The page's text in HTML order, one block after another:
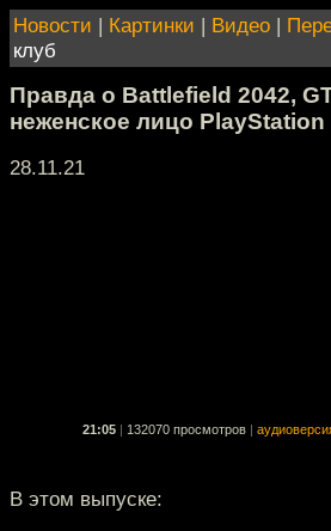
Новости | Картинки | Видео |
клуб
Правда о Battlefield 2042,
неженское лицо PlayStation
28.11.21
21:05 132070 просмотров
В этом выпуске: